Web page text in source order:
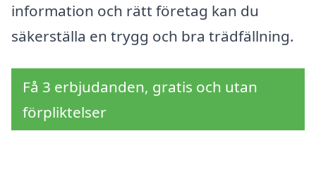
information och rätt företag kan du
säkerställa en trygg och bra trädfällning.
Få 3 erbjudanden, gratis och utan
förpliktelser